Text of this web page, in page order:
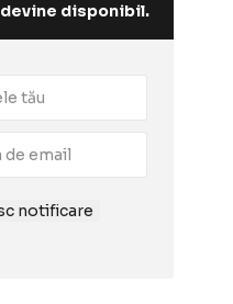
disponibil.
notificare